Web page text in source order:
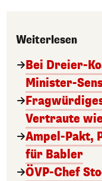
Weiterlesen
Bei Dreier-
Minister-
Vertraute
Ampel-Pakt,
für Babler
ÖVP-Chef